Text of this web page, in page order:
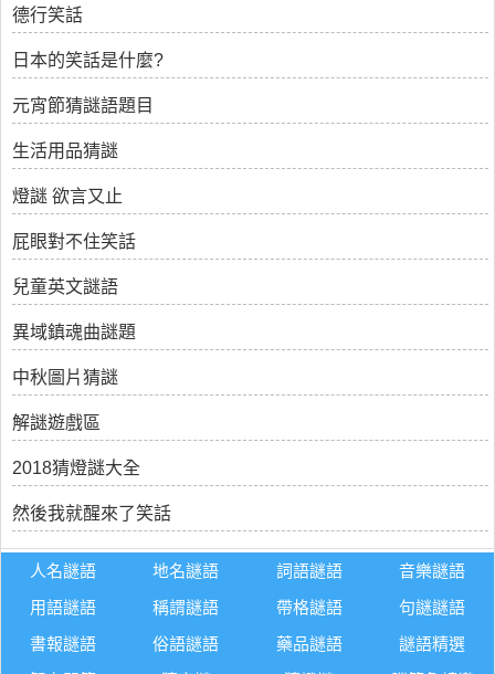
德行笑話
日本的笑話是什麼?
元宵節猜謎語題目
生活用品猜謎
燈謎 欲言又止
屁眼對不住笑話
兒童英文謎語
異域鎮魂曲謎題
中秋圖片猜謎
解謎遊戲區
2018猜燈謎大全
然後我就醒來了笑話
人名謎語 地名謎語 詞語謎語
音樂謎語
用語謎語
稱謂謎語 帶格謎語
句謎謎語
書報謎語
俗語謎語 藥品謎語
謎語精選